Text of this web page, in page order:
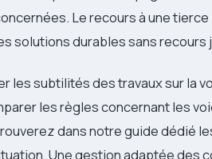
Le recours à une
solutions durables sans
les subtilités des travaux sur la
les règles concernant les
dans notre guide dédié
Une gestion adaptée des